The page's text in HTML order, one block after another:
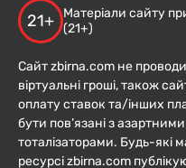
21+
Матеріали сайту
(21+)
Сайт zbirna.com не
віртуальні гроші, також
оплату ставок та/інших
бути пов’язані з
тоталізаторами. Будь-які
ресурсі zbirna.com